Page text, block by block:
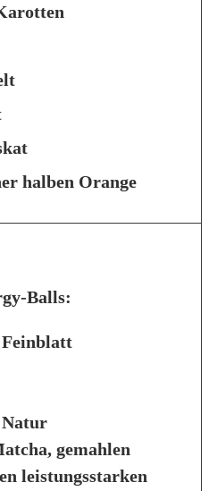
halben Orange
Balls:
gemahlen
leistungsstarken